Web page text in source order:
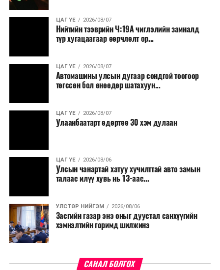
өрсөлдөөнийг бий болгох боломжтой гэж үзжээ.
Иргэд агуулах, үйлдвэрээс махаа шууд худалдан авах,
малчид системээр дамжуулан бүтээгдэхүүнээ
Түүнчлэн түлш, улаанбуудай, хүнсний ногооны нөөц
бүрдүүлэх зоорь, агуулах барих аж ахуйн нэгжүүдэд
ЦАГ ҮЕ 2026/08/07
Нийтийн тээврийн Ч:19А чиглэлийн замналд
түр хугацаагаар өөрчлөлт ор...
ЦАГ ҮЕ 2026/08/07
Автомашины улсын дугаар сондгой тоогоор
төгссөн бол өнөөдөр шатахуун...
ЦАГ ҮЕ 2026/08/07
Улаанбаатарт өдөртөө 30 хэм дулаан
ЦАГ ҮЕ 2026/08/06
Улсын чанартай хатуу хучилттай авто замын
талаас илүү хувь нь 13-аас...
УЛСТӨР НИЙГЭМ 2026/08/06
Засгийн газар энэ оныг дуустал санхүүгийн
хэмнэлтийн горимд шилжинэ
САНАЛ БОЛГОХ